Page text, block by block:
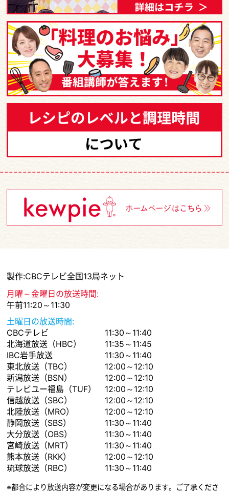
製作:CBCテレビ全国13局ネット
月曜～金曜日の放送時間:
午前11:20～11:30
土曜日の放送時間:
CBCテレビ
11:30～11:40
北海道放送（HBC）
11:35～11:45
IBC岩手放送
11:30～11:40
東北放送（TBC）
12:00～12:10
新潟放送（BSN）
12:00～12:10
テレビユー福島（TUF）
12:00～12:10
信越放送（SBC）
12:00～12:10
北陸放送（MRO）
12:00～12:10
静岡放送（SBS）
11:30～11:40
大分放送（OBS）
11:30～11:40
宮崎放送（MRT）
11:30～11:40
熊本放送（RKK）
12:00～12:10
琉球放送（RBC）
11:30～11:40
※都合により放送内容が変更になる場合があります。ご了承くださ